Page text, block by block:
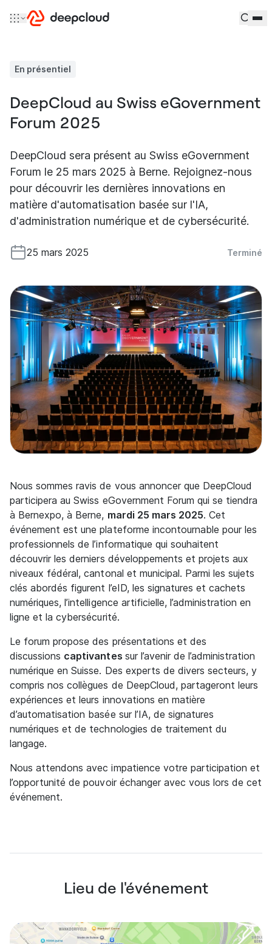
En présentiel
DeepCloud au Swiss eGovernment
Forum 2025
DeepCloud sera présent au Swiss eGovernment
Forum le 25 mars 2025 à Berne. Rejoignez-nous
pour découvrir les dernières innovations en
matière d'automatisation basée sur l'IA,
d'administration numérique et de cybersécurité.
25 mars 2025 Terminé
Nous sommes ravis de vous annoncer que DeepCloud
participera au Swiss eGovernment Forum qui se tiendra
à Bernexpo, à Berne, mardi 25 mars 2025. Cet
événement est une plateforme incontournable pour les
professionnels de l’informatique qui souhaitent
découvrir les derniers développements et projets aux
niveaux fédéral, cantonal et municipal. Parmi les sujets
clés abordés figurent l’eID, les signatures et cachets
numériques, l’intelligence artificielle, l’administration en
ligne et la cybersécurité.
Le forum propose des présentations et des
discussions captivantes sur l’avenir de l’administration
numérique en Suisse. Des experts de divers secteurs, y
compris nos collègues de DeepCloud, partageront leurs
expériences et leurs innovations en matière
d’automatisation basée sur l’IA, de signatures
numériques et de technologies de traitement du
langage.
Nous attendons avec impatience votre participation et
l’opportunité de pouvoir échanger avec vous lors de cet
événement.
Lieu de l'événement